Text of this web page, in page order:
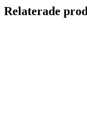
Relaterade